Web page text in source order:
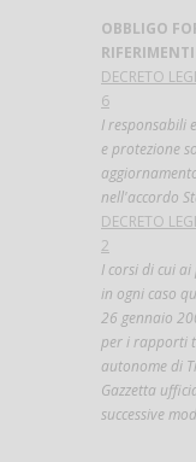
OBBLIGO
DECRETO
6
I responsabili
e protezione
nell'accordo
DECRETO
2
I corsi di cui
in ogni caso
26 gennaio
per i rapporti
autonome di
Gazzetta
successive